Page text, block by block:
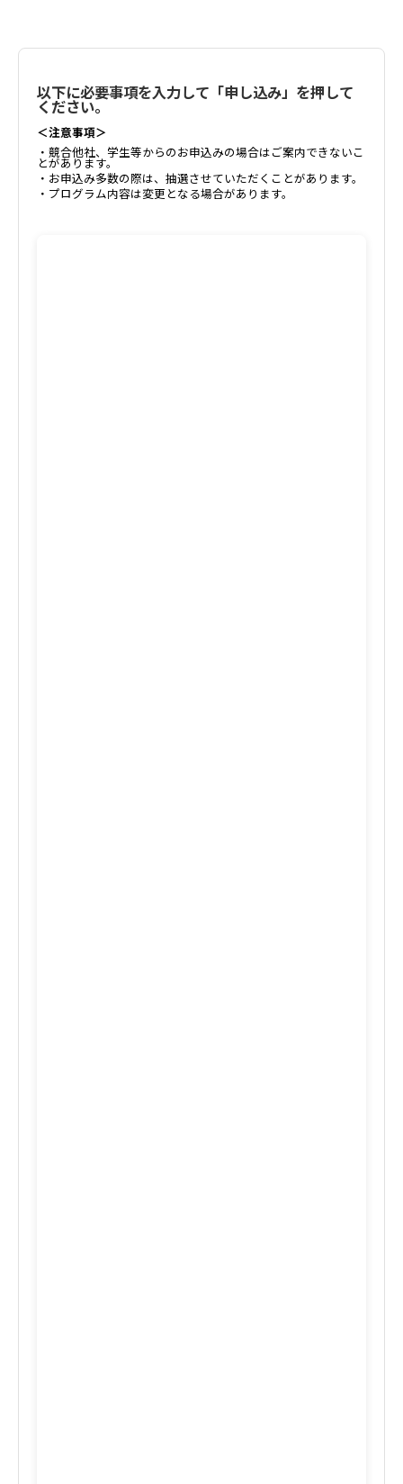
以下に必要事項を入力して「申し込み」を押して
ください。
＜注意事項＞
・競合他社、学生等からのお申込みの場合はご案内できないこ
とがあります。
・お申込み多数の際は、抽選させていただくことがあります。
・プログラム内容は変更となる場合があります。